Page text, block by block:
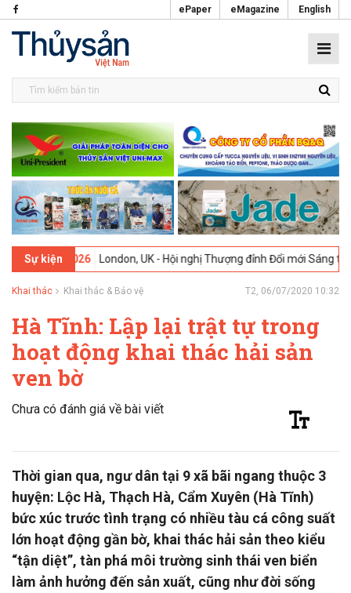
ePaper eMagazine English
Sự kiện
2026 London, UK - Hội nghị Thượng đỉnh Đổi mới Sáng tạo trong
Khai thác Khai thác & Bảo vệ T2, 06/07/2020 10:32
Hà Tĩnh: Lập lại trật tự trong
hoạt động khai thác hải sản
ven bờ
Chưa có đánh giá về bài viết
Thời gian qua, ngư dân tại 9 xã bãi ngang thuộc 3
huyện: Lộc Hà, Thạch Hà, Cẩm Xuyên (Hà Tĩnh)
bức xúc trước tình trạng có nhiều tàu cá công suất
lớn hoạt động gần bờ, khai thác hải sản theo kiểu
“tận diệt”, tàn phá môi trường sinh thái ven biển
làm ảnh hưởng đến sản xuất, cũng như đời sống